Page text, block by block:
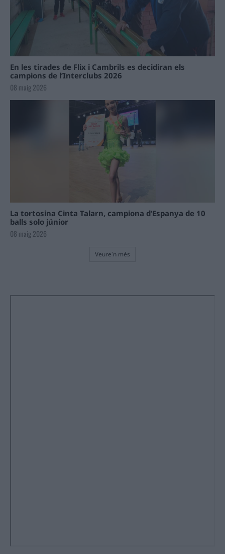
En les tirades de Flix i Cambrils es decidiran els
campions de l’Interclubs 2026
08 maig 2026
La tortosina Cinta Talarn, campiona d’Espanya de 10
balls solo júnior
08 maig 2026
Veure'n més